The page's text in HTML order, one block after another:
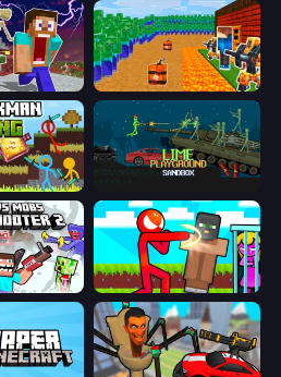
Monster School Herobrine Siren Head Noob Tower Defense
Mine Shooter 2: Noob vs Mobs Stickman vs Villager: Save the Girl